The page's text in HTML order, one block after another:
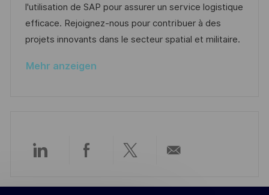
i
c
h
u
d
e
r
e
D
o
r
i
l'utilisation de SAP pour assurer un service logistique
efficace. Rejoignez-nous pour contribuer à des
projets innovants dans le secteur spatial et militaire.
Mehr anzeigen
Über
Über
Über